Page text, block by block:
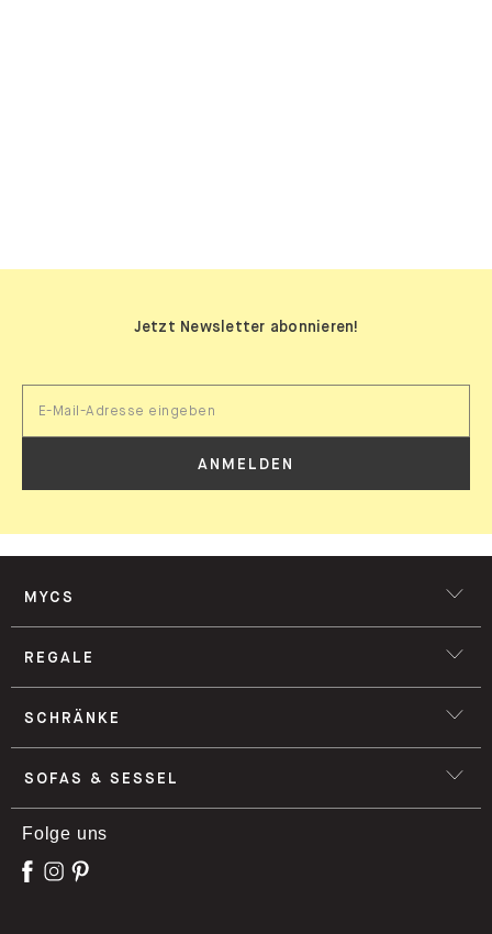
Jetzt Newsletter abonnieren!
ANMELDEN
MYCS
REGALE
SCHRÄNKE
SOFAS & SESSEL
Folge uns